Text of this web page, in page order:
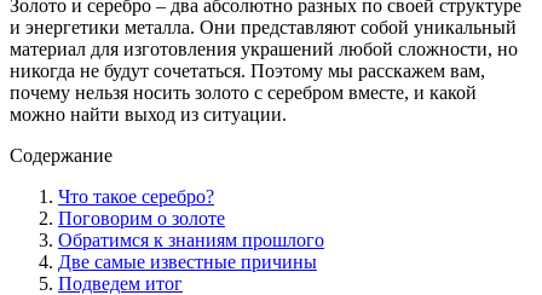
Золото и серебро – два абсолютно разных по своей структуре
и энергетики металла. Они представляют собой уникальный
материал для изготовления украшений любой сложности, но
никогда не будут сочетаться. Поэтому мы расскажем вам,
почему нельзя носить золото с серебром вместе, и какой
можно найти выход из ситуации.
Содержание
Что такое серебро?
Поговорим о золоте
Обратимся к знаниям прошлого
Две самые известные причины
Подведем итог